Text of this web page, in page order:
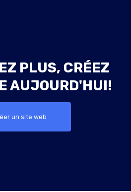
PLUS, CRÉEZ
AUJOURD'HUI!
un site web